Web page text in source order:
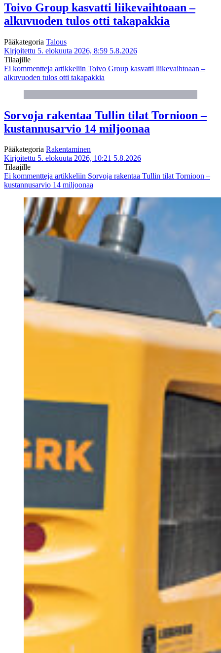
Toivo Group kasvatti liikevaihtoaan –
alkuvuoden tulos otti takapakkia
Pääkategoria Talous
Kirjoitettu 5. elokuuta 2026, 8:59 5.8.2026
Tilaajille
Ei kommentteja artikkeliin Toivo Group kasvatti liikevaihtoaan –
alkuvuoden tulos otti takapakkia
Sorvoja rakentaa Tullin tilat Tornioon –
kustannusarvio 14 miljoonaa
Pääkategoria Rakentaminen
Kirjoitettu 5. elokuuta 2026, 10:21 5.8.2026
Tilaajille
Ei kommentteja artikkeliin Sorvoja rakentaa Tullin tilat Tornioon –
kustannusarvio 14 miljoonaa